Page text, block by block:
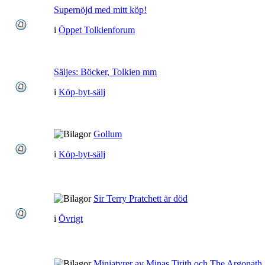
Supernöjd med mitt köp!
i Öppet Tolkienforum
Säljes: Böcker, Tolkien mm
i Köp-byt-sälj
Gollum
i Köp-byt-sälj
Sir Terry Pratchett är död
i Övrigt